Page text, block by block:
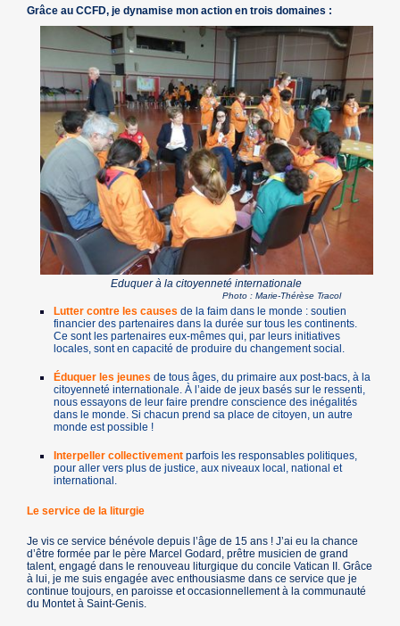
Grâce au CCFD, je dynamise mon action en trois domaines :
Eduquer à la citoyenneté internationale
Photo : Marie-Thérèse Tracol
Lutter contre les causes de la faim dans le monde : soutien
financier des partenaires dans la durée sur tous les continents.
Ce sont les partenaires eux-mêmes qui, par leurs initiatives
locales, sont en capacité de produire du changement social.
Éduquer les jeunes de tous âges, du primaire aux post-bacs, à la
citoyenneté internationale. À l’aide de jeux basés sur le ressenti,
nous essayons de leur faire prendre conscience des inégalités
dans le monde. Si chacun prend sa place de citoyen, un autre
monde est possible !
Interpeller collectivement parfois les responsables politiques,
pour aller vers plus de justice, aux niveaux local, national et
international.
Le service de la liturgie
Je vis ce service bénévole depuis l’âge de 15 ans ! J’ai eu la chance
d’être formée par le père Marcel Godard, prêtre musicien de grand
talent, engagé dans le renouveau liturgique du concile Vatican II. Grâce
à lui, je me suis engagée avec enthousiasme dans ce service que je
continue toujours, en paroisse et occasionnellement à la communauté
du Montet à Saint-Genis.